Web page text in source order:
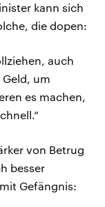
kann sich
die dopen:
auch
um
es machen,
von Betrug
besser
Gefängnis: